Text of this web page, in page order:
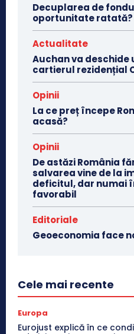
Decuplarea de
oportunitate ratată?
Actualitate
Auchan va deschide
cartierul rezidențial
Opinii
La ce preț începe
acasă?
Opinii
De astăzi România
salvarea vine de la
deficitul, dar numai
favorabil
Editoriale
Geoeconomia face
Cele mai recente
Europa
Eurojust explică în ce